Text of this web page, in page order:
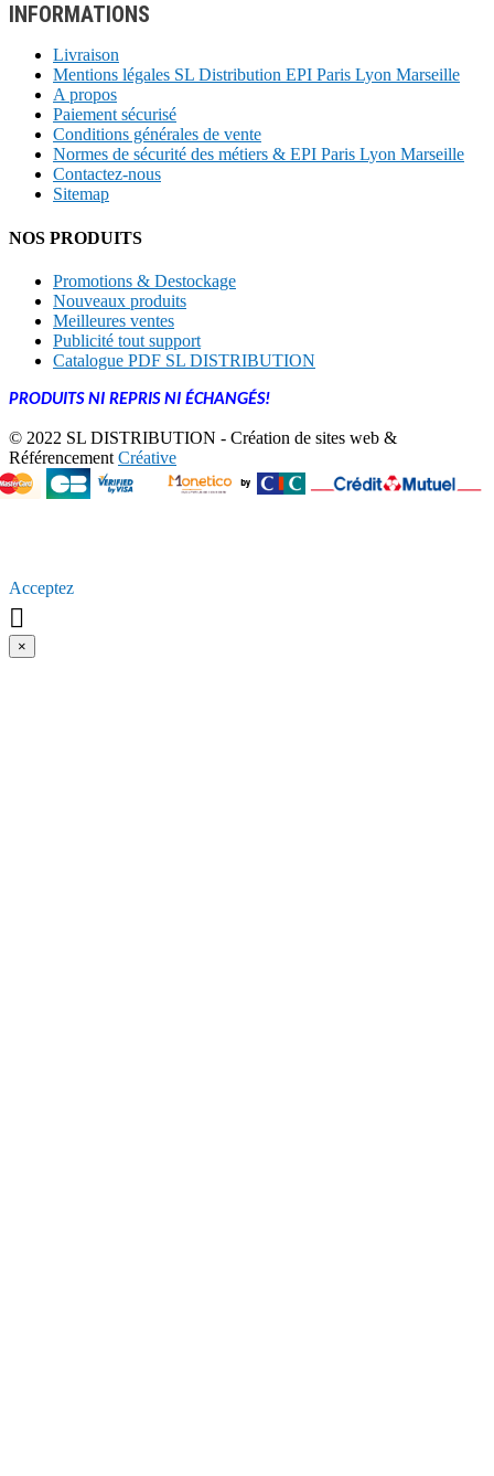
INFORMATIONS
Livraison
Mentions légales SL Distribution EPI Paris Lyon Marseille
A propos
Paiement sécurisé
Conditions générales de vente
Normes de sécurité des métiers & EPI Paris Lyon Marseille
Contactez-nous
Sitemap
NOS PRODUITS
Promotions & Destockage
Nouveaux produits
Meilleures ventes
Publicité tout support
Catalogue PDF SL DISTRIBUTION
PRODUITS NI REPRIS NI ÉCHANGÉS!
© 2022 SL DISTRIBUTION - Création de sites web &
Référencement Créative
Acceptez

×